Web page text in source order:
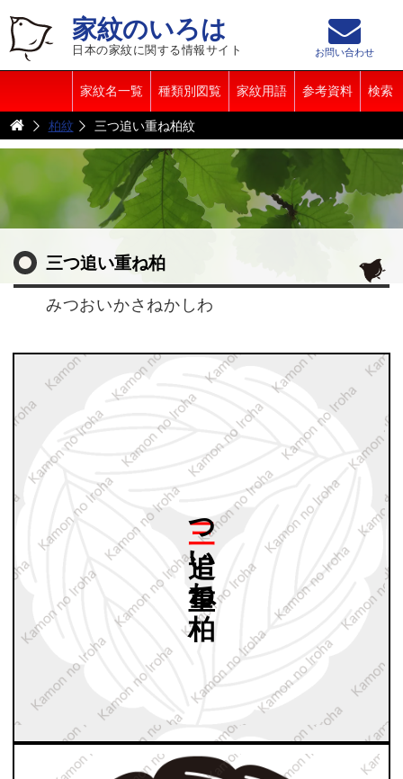
家紋のいろは
日本の家紋に関する情報サイト
家紋名一覧 種類別図覧 家紋用語 参考資料 検索
お問い合わせ
柏紋 三つ追い重ね柏紋
三つ追い重ね柏
みつおいかさねかしわ
柏